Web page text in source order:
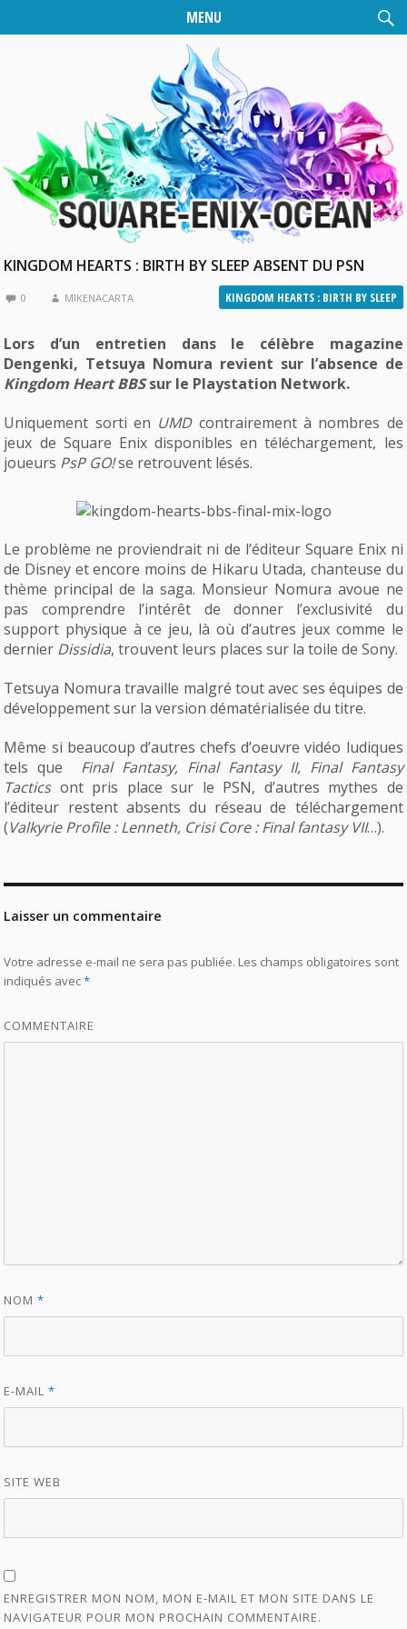
MENU
KINGDOM HEARTS : BIRTH BY SLEEP ABSENT DU PSN
KINGDOM HEARTS : BIRTH BY SLEEP
0 MIKENACARTA
Lors d’un entretien dans le célèbre magazine
Dengenki, Tetsuya Nomura revient sur l’absence de
Kingdom Heart BBSsur le Playstation Network.
Uniquement sorti en UMDcontrairement à nombres de
jeux de Square Enix disponibles en téléchargement, les
joueurs PsP GO!se retrouvent lésés.
Le problème ne proviendrait ni de l’éditeur Square Enix ni
de Disney et encore moins de Hikaru Utada, chanteuse du
thème principal de la saga. Monsieur Nomura avoue ne
pas comprendre l’intérêt de donner l’exclusivité du
support physique à ce jeu, là où d’autres jeux comme le
dernier Dissidia, trouvent leurs places sur la toile de Sony.
Tetsuya Nomura travaille malgré tout avec ses équipes de
développement sur la version dématérialisée du titre.
Même si beaucoup d’autres chefs d’oeuvre vidéo ludiques
tels que Final Fantasy, Final Fantasy II, Final Fantasy
Tacticsont pris place sur le PSN, d’autres mythes de
l’éditeur restent absents du réseau de téléchargement
(Valkyrie Profile : Lenneth, Crisi Core : Final fantasy VII…).
Laisser un commentaire
Votre adresse e-mail ne sera pas publiée. Les champs obligatoires sont
indiqués avec*
COMMENTAIRE
NOM*
E-MAIL*
SITE WEB
ENREGISTRER MON NOM, MON E-MAIL ET MON SITE DANS LE
NAVIGATEUR POUR MON PROCHAIN COMMENTAIRE.